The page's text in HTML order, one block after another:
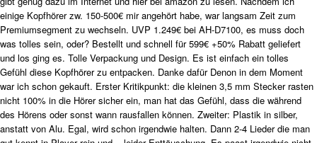
einige Kopfhörer zw. 150-500€ mir angehört habe, war langsam Zeit zum
Premiumsegment zu wechseln. UVP 1.249€ bei AH-D7100, es muss doch
was tolles sein, oder? Bestellt und schnell für 599€ +50% Rabatt geliefert
und los ging es. Tolle Verpackung und Design. Es ist einfach ein tolles
Gefühl diese Kopfhörer zu entpacken. Danke dafür Denon in dem Moment
war ich schon gekauft. Erster Kritikpunkt: die kleinen 3,5 mm Stecker rasten
nicht 100% in die Hörer sicher ein, man hat das Gefühl, dass die während
des Hörens oder sonst wann rausfallen können. Zweiter: Plastik in silber,
anstatt von Alu. Egal, wird schon irgendwie halten. Dann 2-4 Lieder die man